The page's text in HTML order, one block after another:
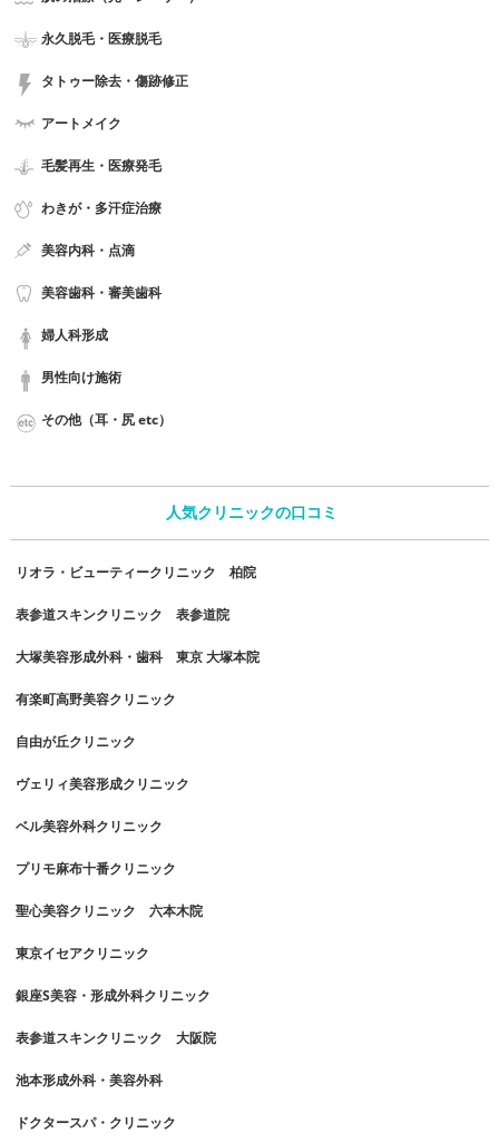
永久脱毛・医療脱毛
タトゥー除去・傷跡修正
アートメイク
毛髪再生・医療発毛
わきが・多汗症治療
美容内科・点滴
美容歯科・審美歯科
婦人科形成
男性向け施術
その他（耳・尻 etc）
人気クリニックの口コミ
リオラ・ビューティークリニック 柏院
表参道スキンクリニック 表参道院
大塚美容形成外科・歯科 東京 大塚本院
有楽町高野美容クリニック
自由が丘クリニック
ヴェリィ美容形成クリニック
ベル美容外科クリニック
プリモ麻布十番クリニック
聖心美容クリニック 六本木院
東京イセアクリニック
銀座S美容・形成外科クリニック
表参道スキンクリニック 大阪院
池本形成外科・美容外科
ドクタースパ・クリニック